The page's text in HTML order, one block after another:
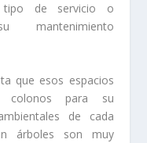
de servicio o
mantenimiento
que esos espacios
para su
de cada
árboles son muy